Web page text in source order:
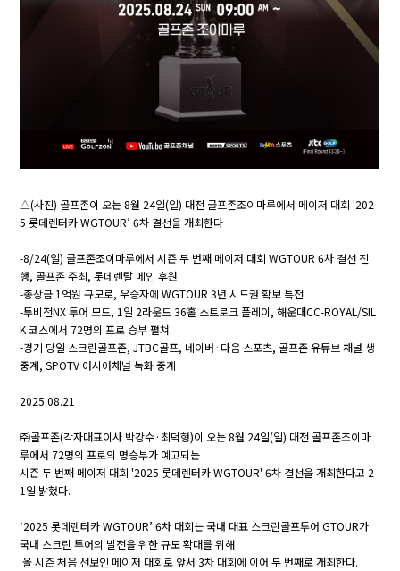
△(사진) 골프존이 오는 8월 24일(일) 대전 골프존조이마루에서 메이저 대회 '202
5 롯데렌터카 WGTOUR’ 6차 결선을 개최한다
-8/24(일) 골프존조이마루에서 시즌 두 번째 메이저 대회 WGTOUR 6차 결선 진
행, 골프존 주최, 롯데렌탈 메인 후원
-총상금 1억원 규모로, 우승자에 WGTOUR 3년 시드권 확보 특전
-투비전NX 투어 모드, 1일 2라운드 36홀 스트로크 플레이, 해운대CC-ROYAL/SIL
K 코스에서 72명의 프로 승부 펼쳐
-경기 당일 스크린골프존, JTBC골프, 네이버·다음 스포츠, 골프존 유튜브 채널 생
중계, SPOTV 아시아채널 녹화 중계
2025.08.21
㈜골프존(각자대표이사 박강수·최덕형)이 오는 8월 24일(일) 대전 골프존조이마
루에서 72명의 프로의 명승부가 예고되는
시즌 두 번째 메이저 대회 '2025 롯데렌터카 WGTOUR' 6차 결선을 개최한다고 2
1일 밝혔다.
‘2025 롯데렌터카 WGTOUR’ 6차 대회는 국내 대표 스크린골프투어 GTOUR가
국내 스크린 투어의 발전을 위한 규모 확대를 위해
올 시즌 처음 선보인 메이저 대회로 앞서 3차 대회에 이어 두 번째로 개최한다.